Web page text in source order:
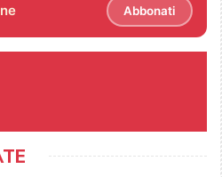
Abbonati